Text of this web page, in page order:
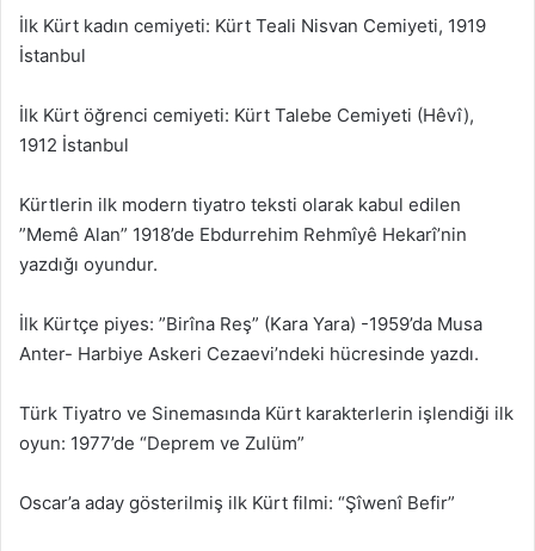
İlk Kürt kadın cemiyeti: Kürt Teali Nisvan Cemiyeti, 1919
İstanbul
İlk Kürt öğrenci cemiyeti: Kürt Talebe Cemiyeti (Hêvî),
1912 İstanbul
Kürtlerin ilk modern tiyatro teksti olarak kabul edilen
”Memê Alan” 1918’de Ebdurrehim Rehmîyê Hekarî’nin
yazdığı oyundur.
İlk Kürtçe piyes: ”Birîna Reş” (Kara Yara) -1959’da Musa
Anter- Harbiye Askeri Cezaevi’ndeki hücresinde yazdı.
Türk Tiyatro ve Sinemasında Kürt karakterlerin işlendiği ilk
oyun: 1977’de “Deprem ve Zulüm”
Oscar’a aday gösterilmiş ilk Kürt filmi: “Şîwenî Befir”